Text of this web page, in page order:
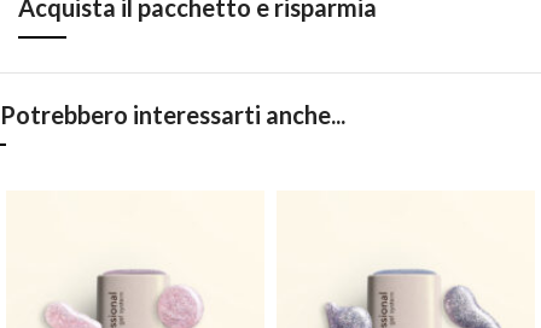
Acquista il pacchetto e risparmia
Potrebbero interessarti anche...